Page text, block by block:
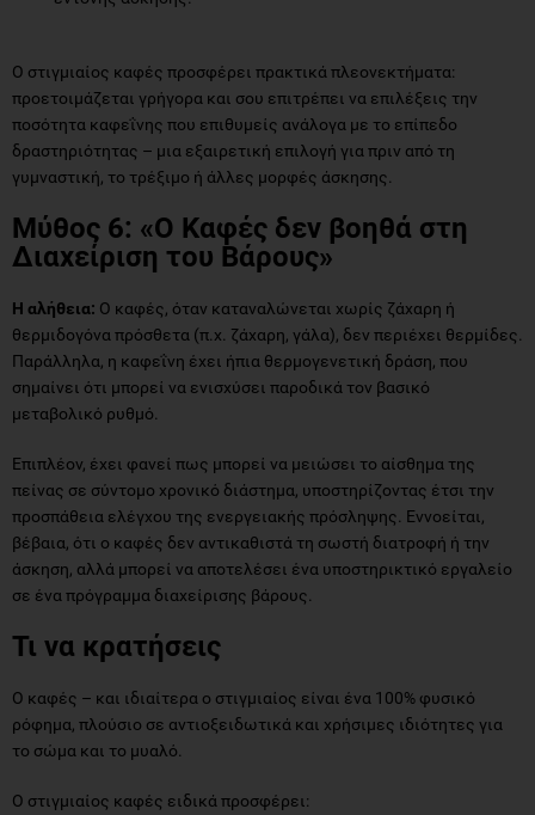
Ο στιγμιαίος καφές προσφέρει πρακτικά πλεονεκτήματα:
προετοιμάζεται γρήγορα και σου επιτρέπει να επιλέξεις την
ποσότητα καφεΐνης που επιθυμείς ανάλογα με το επίπεδο
δραστηριότητας – μια εξαιρετική επιλογή για πριν από τη
γυμναστική, το τρέξιμο ή άλλες μορφές άσκησης.
Μύθος 6: «Ο Καφές δεν βοηθά στη
Διαχείριση του Βάρους»
Η αλήθεια: Ο καφές, όταν καταναλώνεται χωρίς ζάχαρη ή
θερμιδογόνα πρόσθετα (π.χ. ζάχαρη, γάλα), δεν περιέχει θερμίδες.
Παράλληλα, η καφεΐνη έχει ήπια θερμογενετική δράση, που
σημαίνει ότι μπορεί να ενισχύσει παροδικά τον βασικό
μεταβολικό ρυθμό.
Επιπλέον, έχει φανεί πως μπορεί να μειώσει το αίσθημα της
πείνας σε σύντομο χρονικό διάστημα, υποστηρίζοντας έτσι την
προσπάθεια ελέγχου της ενεργειακής πρόσληψης. Εννοείται,
βέβαια, ότι ο καφές δεν αντικαθιστά τη σωστή διατροφή ή την
άσκηση, αλλά μπορεί να αποτελέσει ένα υποστηρικτικό εργαλείο
σε ένα πρόγραμμα διαχείρισης βάρους.
Τι να κρατήσεις
Ο καφές – και ιδιαίτερα ο στιγμιαίος είναι ένα 100% φυσικό
ρόφημα, πλούσιο σε αντιοξειδωτικά και χρήσιμες ιδιότητες για
το σώμα και το μυαλό.
Ο στιγμιαίος καφές ειδικά προσφέρει: